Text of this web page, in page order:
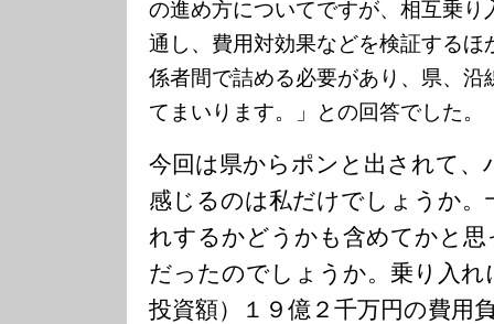
の進め方についてですが、相互乗り
通し、費用対効果などを検証するほ
係者間で詰める必要があり、県、沿
てまいります。」との回答でした。
今回は県からポンと出されて
感じるのは私だけでしょうか。
れするかどうかも含めてかと
だったのでしょうか。乗り入れ
投資額）１９億２千万円の費用